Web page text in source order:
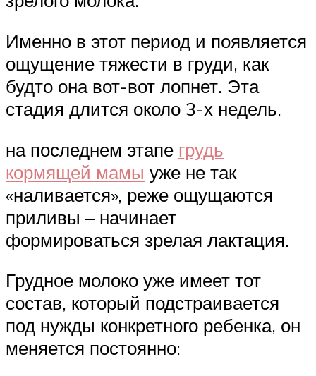
Именно в этот период и появляется
ощущение тяжести в груди, как
будто она вот-вот лопнет. Эта
стадия длится около 3-х недель.
на последнем этапе грудь
кормящей мамы уже не так
«наливается», реже ощущаются
приливы – начинает
формироваться зрелая лактация.
Грудное молоко уже имеет тот
состав, который подстраивается
под нужды конкретного ребенка, он
меняется постоянно: